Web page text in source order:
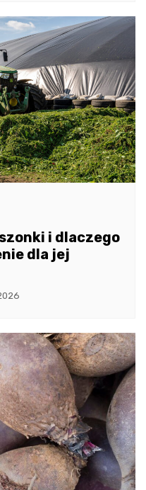
i dlaczego
dla jej